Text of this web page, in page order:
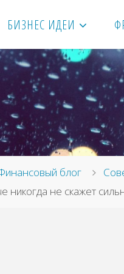
БИЗНЕС ИДЕИ
блог
никогда не скажет